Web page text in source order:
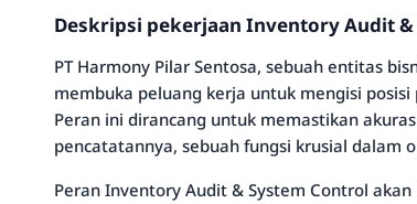
Deskripsi pekerjaan Inventory Audit &
PT Harmony Pilar Sentosa, sebuah entitas
membuka peluang kerja untuk mengisi
Peran ini dirancang untuk memastikan
pencatatannya, sebuah fungsi krusial dalam
Peran Inventory Audit & System Control